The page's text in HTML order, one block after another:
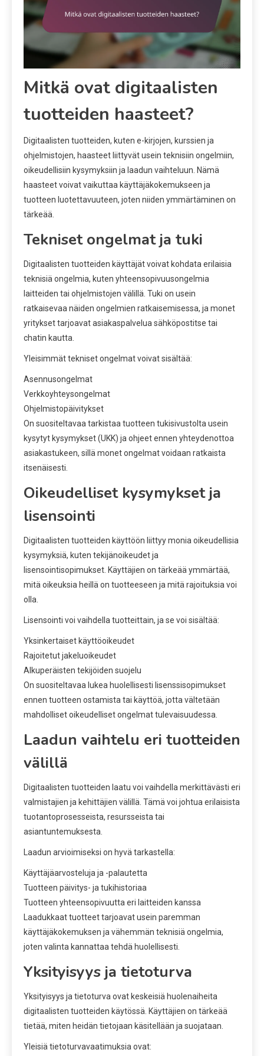
Mitkä ovat digitaalisten
tuotteiden haasteet?
Digitaalisten tuotteiden, kuten e-kirjojen, kurssien ja
ohjelmistojen, haasteet liittyvät usein teknisiin ongelmiin,
oikeudellisiin kysymyksiin ja laadun vaihteluun. Nämä
haasteet voivat vaikuttaa käyttäjäkokemukseen ja
tuotteen luotettavuuteen, joten niiden ymmärtäminen on
tärkeää.
Tekniset ongelmat ja tuki
Digitaalisten tuotteiden käyttäjät voivat kohdata erilaisia
teknisiä ongelmia, kuten yhteensopivuusongelmia
laitteiden tai ohjelmistojen välillä. Tuki on usein
ratkaisevaa näiden ongelmien ratkaisemisessa, ja monet
yritykset tarjoavat asiakaspalvelua sähköpostitse tai
chatin kautta.
Yleisimmät tekniset ongelmat voivat sisältää:
Asennusongelmat
Verkkoyhteysongelmat
Ohjelmistopäivitykset
On suositeltavaa tarkistaa tuotteen tukisivustolta usein
kysytyt kysymykset (UKK) ja ohjeet ennen yhteydenottoa
asiakastukeen, sillä monet ongelmat voidaan ratkaista
itsenäisesti.
Oikeudelliset kysymykset ja
lisensointi
Digitaalisten tuotteiden käyttöön liittyy monia oikeudellisia
kysymyksiä, kuten tekijänoikeudet ja
lisensointisopimukset. Käyttäjien on tärkeää ymmärtää,
mitä oikeuksia heillä on tuotteeseen ja mitä rajoituksia voi
olla.
Lisensointi voi vaihdella tuotteittain, ja se voi sisältää:
Yksinkertaiset käyttöoikeudet
Rajoitetut jakeluoikeudet
Alkuperäisten tekijöiden suojelu
On suositeltavaa lukea huolellisesti lisenssisopimukset
ennen tuotteen ostamista tai käyttöä, jotta vältetään
mahdolliset oikeudelliset ongelmat tulevaisuudessa.
Laadun vaihtelu eri tuotteiden
välillä
Digitaalisten tuotteiden laatu voi vaihdella merkittävästi eri
valmistajien ja kehittäjien välillä. Tämä voi johtua erilaisista
tuotantoprosesseista, resursseista tai
asiantuntemuksesta.
Laadun arvioimiseksi on hyvä tarkastella:
Käyttäjäarvosteluja ja -palautetta
Tuotteen päivitys- ja tukihistoriaa
Tuotteen yhteensopivuutta eri laitteiden kanssa
Laadukkaat tuotteet tarjoavat usein paremman
käyttäjäkokemuksen ja vähemmän teknisiä ongelmia,
joten valinta kannattaa tehdä huolellisesti.
Yksityisyys ja tietoturva
Yksityisyys ja tietoturva ovat keskeisiä huolenaiheita
digitaalisten tuotteiden käytössä. Käyttäjien on tärkeää
tietää, miten heidän tietojaan käsitellään ja suojataan.
Yleisiä tietoturvavaatimuksia ovat: